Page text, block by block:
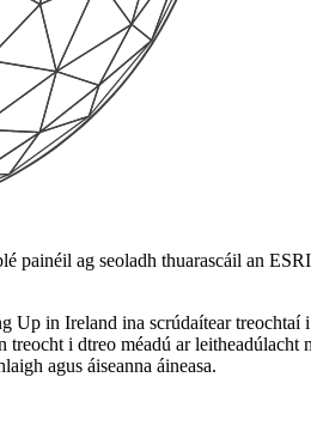
painéil ag seoladh thuarascáil an ESRI
Up in Ireland ina scrúdaítear
i dtreo méadú ar
agus áiseanna áineasa.